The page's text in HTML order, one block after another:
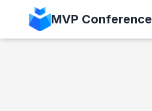
MVP Conference